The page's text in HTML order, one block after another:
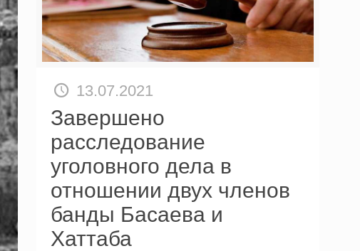
13.07.2021
Завершено
расследование
уголовного дела в
отношении двух членов
банды Басаева и
Хаттаба